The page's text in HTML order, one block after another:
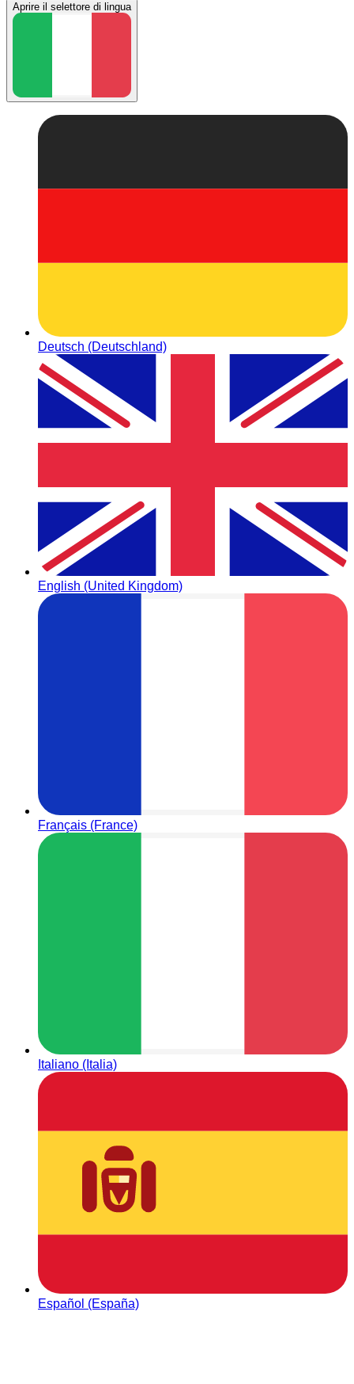
Aprire il selettore di lingua
Deutsch (Deutschland)
English (United Kingdom)
Français (France)
Italiano (Italia)
Español (España)